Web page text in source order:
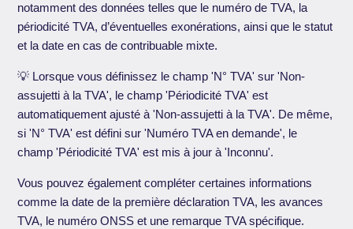
notamment des données telles que le numéro de TVA, la
périodicité TVA, d’éventuelles exonérations, ainsi que le statut
et la date en cas de contribuable mixte.
💡 Lorsque vous définissez le champ 'N° TVA' sur 'Non-
assujetti à la TVA', le champ 'Périodicité TVA' est
automatiquement ajusté à 'Non-assujetti à la TVA'. De même,
si 'N° TVA' est défini sur 'Numéro TVA en demande', le
champ 'Périodicité TVA' est mis à jour à 'Inconnu'.
Vous pouvez également compléter certaines informations
comme la date de la première déclaration TVA, les avances
TVA, le numéro ONSS et une remarque TVA spécifique.